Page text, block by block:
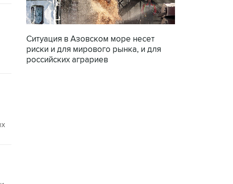
Ситуация в Азовском море несет
риски и для мирового рынка, и для
российских аграриев